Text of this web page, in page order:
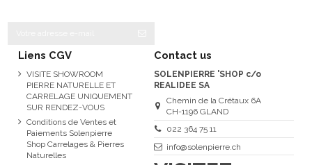
Liens CGV
VISITE SHOWROOM
PIERRE NATURELLE ET
CARRELAGE UNIQUEMENT
SUR RENDEZ-VOUS
Conditions de Ventes et
Paiements Solenpierre
Shop Carrelages & Pierres
Naturelles
Contact us
SOLENPIERRE 'SHOP c/o
REALIDEE SA
Chemin de la Crétaux 6A
CH-1196 GLAND
022 364 75 11
info@solenpierre.ch